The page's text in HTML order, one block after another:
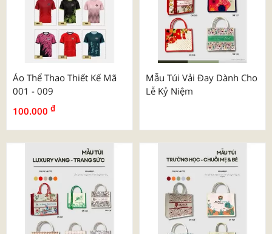
Áo Thể Thao Thiết Kế Mã
001 - 009
100.000 ₫
Mẫu Túi Vải Đay Dành Cho
Lễ Kỷ Niệm